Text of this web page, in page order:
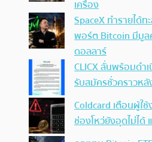
เครื่อง
SpaceX ทำรายได้
พอร์ต Bitcoin มีมูล
ดอลลาร์
CLICX ลั่นพร้อมด
รับสมัครชั่วคราวห
Coldcard เตือนผู้ใ
ช่องโหว่ยังอุดไม่ได้